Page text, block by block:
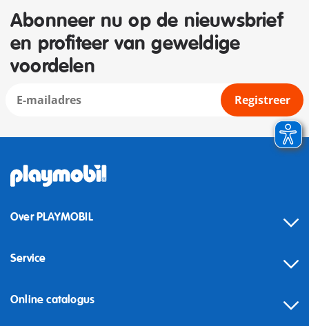
Abonneer nu op de nieuwsbrief
en profiteer van geweldige
voordelen
Registreer
Over PLAYMOBIL
Service
Online catalogus